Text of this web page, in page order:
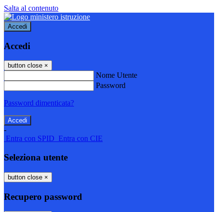
Salta al contenuto
Accedi
Accedi
button close ×
Nome Utente
Password
Password dimenticata?
-
Entra con SPID Entra con CIE
Seleziona utente
button close ×
Recupero password